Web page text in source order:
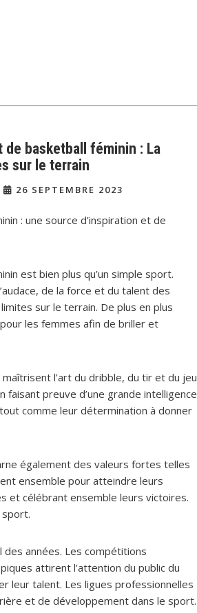
de basketball féminin : La
sur le terrain
26 SEPTEMBRE 2023
: une source d’inspiration et de
est bien plus qu’un simple sport.
de la force et du talent des
sur le terrain. De plus en plus
les femmes afin de briller et
l’art du dribble, du tir et du jeu
preuve d’une grande intelligence
comme leur détermination à donner
également des valeurs fortes telles
ensemble pour atteindre leurs
et célébrant ensemble leurs victoires.
des années. Les compétitions
attirent l’attention du public du
leur talent. Les ligues professionnelles
et de développement dans le sport.